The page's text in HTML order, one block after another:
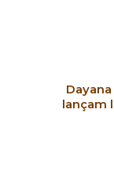
lançam